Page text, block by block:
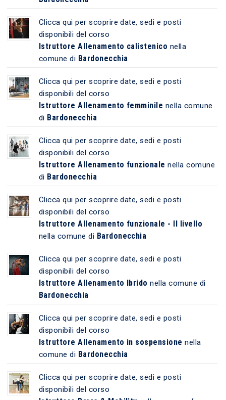
Clicca qui per scoprire date, sedi e posti
disponibili del corso
Istruttore Allenamento calistenico nella
comune di Bardonecchia
Clicca qui per scoprire date, sedi e posti
disponibili del corso
Istruttore Allenamento femminile nella comune
di Bardonecchia
Clicca qui per scoprire date, sedi e posti
disponibili del corso
Istruttore Allenamento funzionale nella comune
di Bardonecchia
Clicca qui per scoprire date, sedi e posti
disponibili del corso
Istruttore Allenamento funzionale - II livello
nella comune di Bardonecchia
Clicca qui per scoprire date, sedi e posti
disponibili del corso
Istruttore Allenamento Ibrido nella comune di
Bardonecchia
Clicca qui per scoprire date, sedi e posti
disponibili del corso
Istruttore Allenamento in sospensione nella
comune di Bardonecchia
Clicca qui per scoprire date, sedi e posti
disponibili del corso